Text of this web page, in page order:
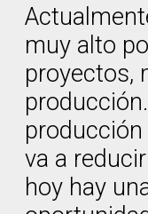
muy alto
proyectos,
va a
hoy hay